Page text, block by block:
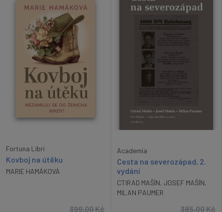
Fortuna Libri
Kovboj na útěku
MARIE HAMÁKOVÁ
399,00Kč
Academia
Cesta na severozápad, 2.
vydání
CTIRAD MAŠÍN, JOSEF MAŠÍN,
MILAN PAUMER
385,00Kč